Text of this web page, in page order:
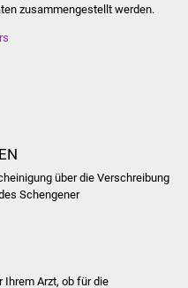
Bürgerbus (MOBS)
zusammengestellt werden.
über die Verschreibung
Schengener
Ihrem Arzt, ob für die